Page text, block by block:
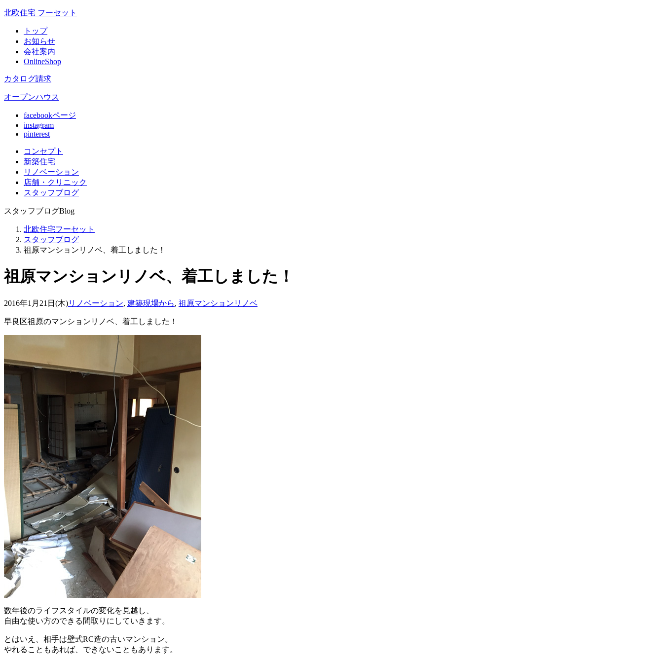
北欧住宅 フーセット
トップ
お知らせ
会社案内
OnlineShop
カタログ請求
オープンハウス
facebookページ
instagram
pinterest
コンセプト
新築住宅
リノベーション
店舗 ・クリニック
スタッフブログ
スタッフブログBlog
北欧住宅フーセット
スタッフブログ
祖原マンションリノベ、着工しました！
祖原マンションリノベ、着工しました！
2016年1月21日(木)リノベーション, 建築現場から, 祖原マンションリノベ
早良区祖原のマンションリノベ、着工しました！
数年後のライフスタイルの変化を見越し、
自由な使い方のできる間取りにしていきます。
とはいえ、相手は壁式RC造の古いマンション。
やれることもあれば、できないこともあります。